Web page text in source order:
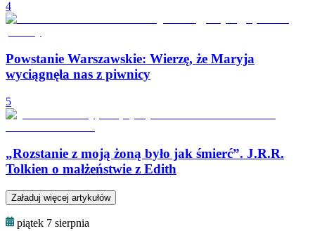
4
Powstanie Warszawskie: Wierzę, że Maryja
wyciągnęła nas z piwnicy
5
„Rozstanie z moją żoną było jak śmierć”. J.R.R.
Tolkien o małżeństwie z Edith
Załaduj więcej artykułów
piątek 7 sierpnia